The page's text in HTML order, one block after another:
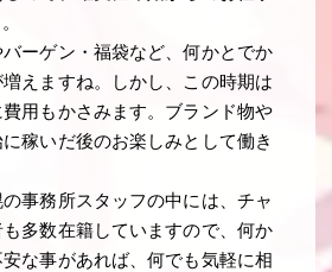
ーゲン・福袋など、何かとでか
えますね。しかし、この時期は
用もかさみます。ブランド物や
稼いだ後のお楽しみとして働き
事務所スタッフの中には、チャ
多数在籍していますので、何か
な事があれば、何でも気軽に相